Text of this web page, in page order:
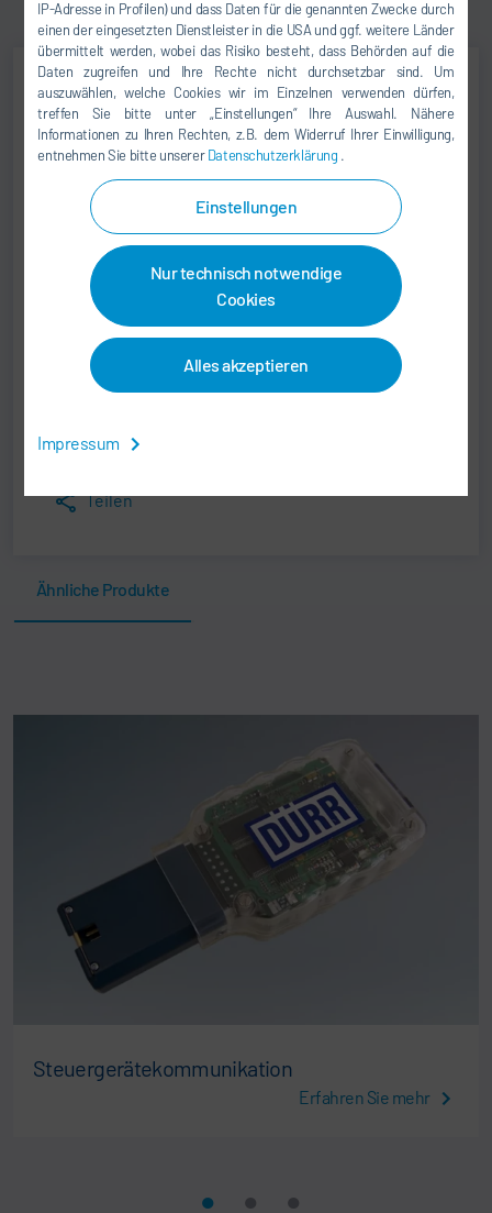
IP-Adresse in Profilen) und dass Daten für die genannten Zwecke durch
einen der eingesetzten Dienstleister in die USA und ggf. weitere Länder
übermittelt werden, wobei das Risiko besteht, dass Behörden auf die
Daten zugreifen und Ihre Rechte nicht durchsetzbar sind. Um
auszuwählen, welche Cookies wir im Einzelnen verwenden dürfen,
treffen Sie bitte unter „Einstellungen“ Ihre Auswahl. Nähere
Informationen zu Ihren Rechten, z.B. dem Widerruf Ihrer Einwilligung,
entnehmen Sie bitte unsererDatenschutzerklärung .
Einstellungen
Nur technisch notwendige
Cookies
Alles akzeptieren
Impressum
Carsten Wöhner
SALES DIRECTOR
+49 37296 547-0
sales.somac@durr.com
Dürr Somac GmbH
Deutschland
Drucken
Teilen
Ähnliche Produkte
Steuergerätekommunikation
Erfahren Sie mehr